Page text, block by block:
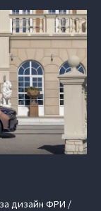
дизайн ФРИ /